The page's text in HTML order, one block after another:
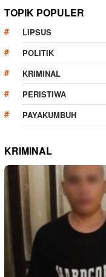
TOPIK POPULER
LIPSUS
POLITIK
KRIMINAL
PERISTIWA
PAYAKUMBUH
KRIMINAL